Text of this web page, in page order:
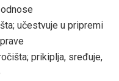
učestvuje u pripremi
prikiplja, sređuje,